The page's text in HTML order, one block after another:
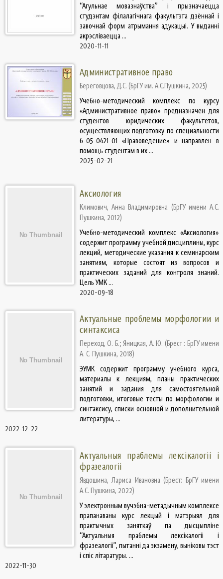
“Агульнае мовазнаўства” і прызначаецца
студэнтам філалагічнага факультэта дзённай і
завочнай форм атрымання адукацыі. У выданні
акрэсліваецца ...
2020-11-11
Административное право
Береговцова, Д.С. (БрГУ им. А.С.Пушкина, 2025)
Учебно-методический комплекс по курсу
«Административное право» предназначен для
студентов юридических факультетов,
осуществляющих подготовку по специальности
6-05-0421-01 «Правоведение» и направлен в
помощь студентам в их ...
2025-02-21
Аксиология
Климович, Анна Владимировна (БрГУ имени А.С.
Пушкина, 2012)
Учебно-методический комплекс «Аксиология»
содержит программу учебной дисциплины, курс
лекций, методические указания к семинарским
занятиям, которые состоят из вопросов и
практических заданий для контроля знаний.
Цель УМК ...
2020-09-18
Актуальные проблемы морфологии и
синтаксиса
Переход, О. Б.;Яницкая, А. Ю. (Брест : БрГУ имени
А. С. Пушкина, 2018)
ЭУМК содержит программу учебного курса,
материалы к лекциям, планы практических
занятий и задания для самостоятельной
подготовки, итоговые тесты по морфологии и
синтаксису, списки основной и дополнительной
литературы, ...
2022-12-22
Актуальныя праблемы лексікалогіі і
фразеалогіі
Явдошина, Лариса Ивановна (Брест: БрГУ имени
А.С. Пушкина, 2022)
У электронным вучэбна-метадычным комплексе
прапанаваны курс лекцый і матэрыял для
практычных заняткаў па дысцыпліне
“Актуальныя праблемы лексікалогіі і
фразеалогіі”, пытанні да экзамену, выніковы тэст
і спіс літаратуры. ...
2022-11-30